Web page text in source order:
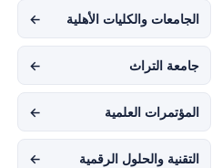
الجامعات والكليات الأهلية ←
جامعة التراث ←
المؤتمرات العلمية ←
التقنية والحلول الرقمية ←